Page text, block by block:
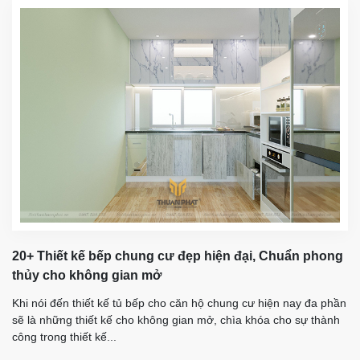
20+ Thiết kế bếp chung cư đẹp hiện đại, Chuẩn phong
thủy cho không gian mở
Khi nói đến thiết kế tủ bếp cho căn hộ chung cư hiện nay đa phần
sẽ là những thiết kế cho không gian mở, chìa khóa cho sự thành
công trong thiết kế...